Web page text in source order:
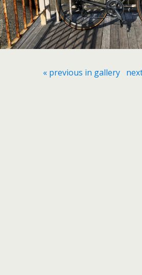
« previous in gallery